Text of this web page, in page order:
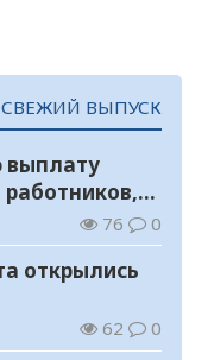
СВЕЖИЙ ВЫПУСК
выплату
труда76 0
открылись
62 0